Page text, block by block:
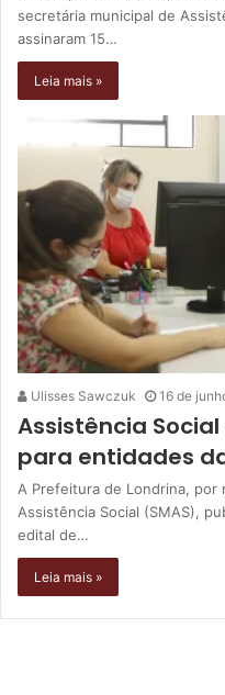
secretária municipal de
assinaram 15…
Leia mais »
Ulisses Sawczuk 16 de
Assistência
para entidades
A Prefeitura de Londrina, por
Assistência Social (SMAS),
edital de…
Leia mais »